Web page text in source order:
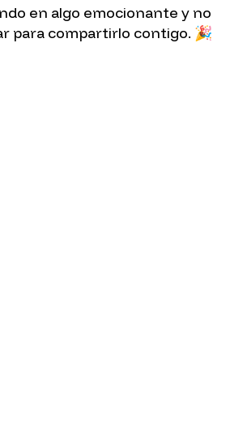
en algo emocionante y no
para compartirlo contigo. 🎉